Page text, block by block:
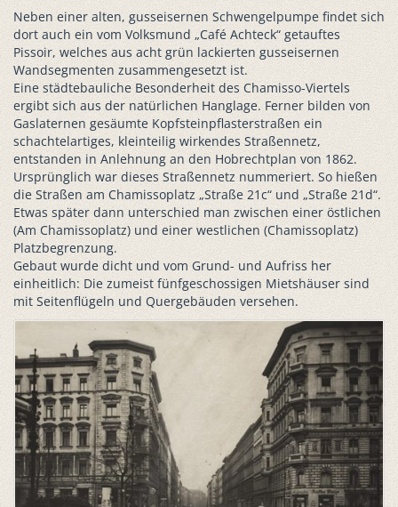
Neben einer alten, gusseisernen Schwengelpumpe findet sich
dort auch ein vom Volksmund „Café Achteck“ getauftes
Pissoir, welches aus acht grün lackierten gusseisernen
Wandsegmenten zusammengesetzt ist.
Eine städtebauliche Besonderheit des Chamisso-Viertels
ergibt sich aus der natürlichen Hanglage. Ferner bilden von
Gaslaternen gesäumte Kopfsteinpflasterstraßen ein
schachtelartiges, kleinteilig wirkendes Straßennetz,
entstanden in Anlehnung an den Hobrechtplan von 1862.
Ursprünglich war dieses Straßennetz nummeriert. So hießen
die Straßen am Chamissoplatz „Straße 21c“ und „Straße 21d“.
Etwas später dann unterschied man zwischen einer östlichen
(Am Chamissoplatz) und einer westlichen (Chamissoplatz)
Platzbegrenzung.
Gebaut wurde dicht und vom Grund- und Aufriss her
einheitlich: Die zumeist fünfgeschossigen Mietshäuser sind
mit Seitenflügeln und Quergebäuden versehen.